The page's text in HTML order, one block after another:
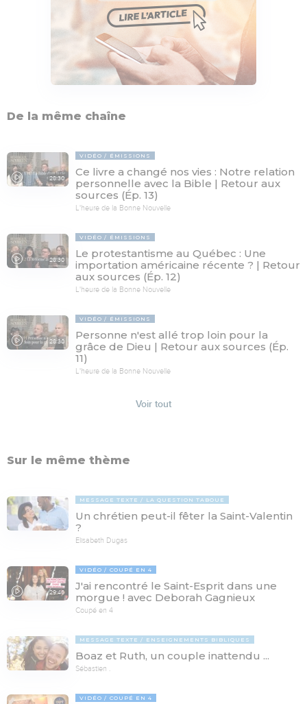
De la même chaîne
28:30
VIDÉO ÉMISSIONS
Ce livre a changé nos vies : Notre relation
personnelle avec la Bible | Retour aux
sources (Ép. 13)
L'heure de la Bonne Nouvelle
28:30
VIDÉO ÉMISSIONS
Le protestantisme au Québec : Une
importation américaine récente ? | Retour
aux sources (Ép. 12)
L'heure de la Bonne Nouvelle
28:30
VIDÉO ÉMISSIONS
Personne n'est allé trop loin pour la
grâce de Dieu | Retour aux sources (Ép.
11)
L'heure de la Bonne Nouvelle
Voir tout
Sur le même thème
MESSAGE TEXTE LA QUESTION TABOUE
Un chrétien peut-il fêter la Saint-Valentin
?
Elisabeth Dugas
29:46
VIDÉO COUPÉ EN 4
J'ai rencontré le Saint-Esprit dans une
morgue ! avec Deborah Gagnieux
Coupé en 4
MESSAGE TEXTE ENSEIGNEMENTS BIBLIQUES
Boaz et Ruth, un couple inattendu ...
Sébastien .
VIDÉO COUPÉ EN 4